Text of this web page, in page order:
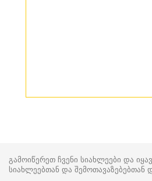
გამოიწერეთ ჩვენი სიახლეები და
სიახლეებთან და შემოთავაზებებთან